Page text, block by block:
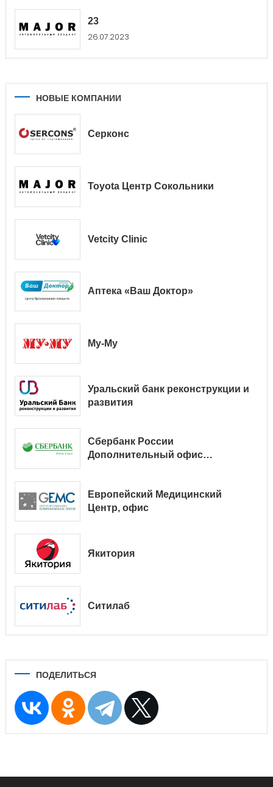
23
26.07.2023
НОВЫЕ КОМПАНИИ
Серконс
Toyota Центр Сокольники
Vetcity Clinic
Аптека «Ваш Доктор»
Му-Му
Уральский банк реконструкции и
развития
Сбербанк России
Дополнительный офис
Европейский Медицинский
Центр, офис
Якитория
Ситилаб
ПОДЕЛИТЬСЯ